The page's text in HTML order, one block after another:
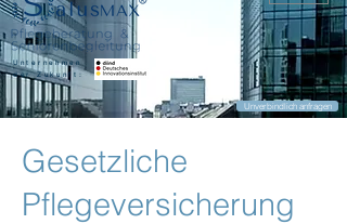
Unternehmen
der Zukunft:
Unverbindlich anfragen
Gesetzliche
Pflegeversicherung